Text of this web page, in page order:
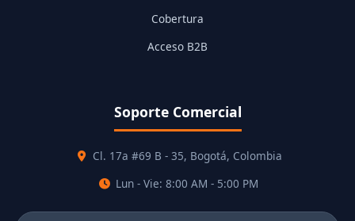
Cobertura
Acceso B2B
Soporte Comercial
Cl. 17a #69 B - 35, Bogotá, Colombia
Lun - Vie: 8:00 AM - 5:00 PM